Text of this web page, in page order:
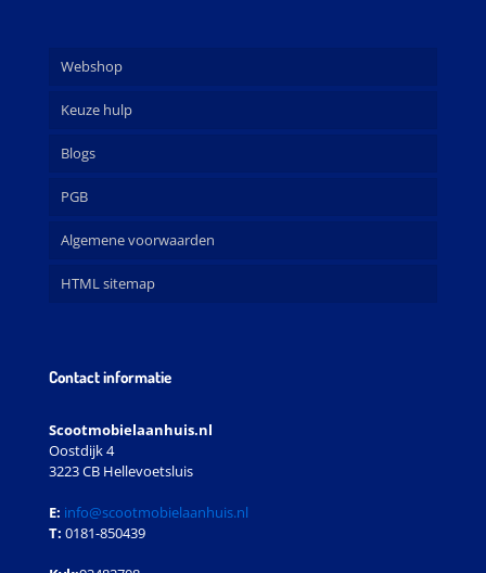
Webshop
Keuze hulp
Blogs
PGB
Algemene voorwaarden
HTML sitemap
Contact informatie
Scootmobielaanhuis.nl
Oostdijk 4
3223 CB Hellevoetsluis
E: info@scootmobielaanhuis.nl
T: 0181-850439